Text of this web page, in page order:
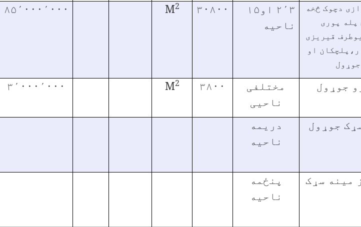
دچوک څخه
پله پوری
قیریزی
او
۲٬۳ او۱۵
ناحیه
۳۰۸۰۰ M2 ۸۵٬۰۰۰٬۰۰۰
جوړول
مختلفی
ناحیی
۳۸۰۰ M2 ۳٬۰۰۰٬۰۰۰
جوړول
دریمه
ناحیه
مینه سړک
پنځمه
ناحیه